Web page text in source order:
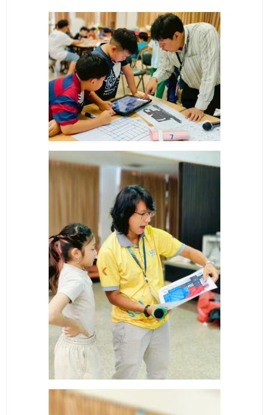
- - อุตสาหกรรมชีวภาพเพื่อธุรกิจ
- ศึกษาศาสตรบัณฑิต
- - วิทยาศาสตร์ทั่วไป
- เทคโนโลยีบัณฑิต
- - เทคโนโลยีสารสนเทศ
ศูนย์บริการ
- ศูนย์เครื่องมือปฏิบัติการวิทยาศาสตร์
- ศูนย์ปัญญาประดิษฐ์เพื่อการศึกษา
สหกิจศึกษา
- ข่าวประชาสัมพันธ์
- กิจกรรม
- ข่าวประชาสัมพันธ์ภายนอก
- ทุน/สมัครงาน/ศึกษาต่อ
วารสารคณะ